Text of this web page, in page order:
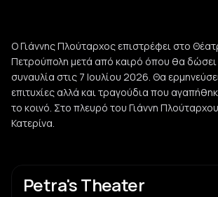
Ο Γιάννης Πλούταρχος επιστρέφει στο
Πετρούπολη μετά από καιρό όπου θα δώσει
συναυλία στις 7 Ιουλίου 2026. Θα
επιτυχίες αλλά και τραγούδια που
το κοινό. Στο πλευρό του Γιάννη
Κατερίνα.
Petra's Theater